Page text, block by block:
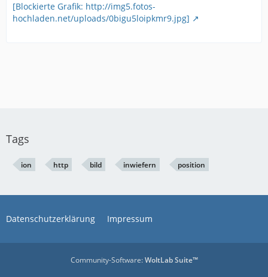
[Blockierte Grafik: http://img5.fotos-
hochladen.net/uploads/0bigu5loipkmr9.jpg]
Tags
ion http bild inwiefern position
Datenschutzerklärung Impressum
Community-Software:WoltLab Suite™